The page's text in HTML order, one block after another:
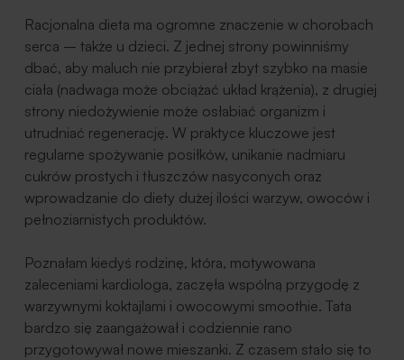
Racjonalna dieta ma ogromne znaczenie w chorobach
serca – także u dzieci. Z jednej strony powinniśmy
dbać, aby maluch nie przybierał zbyt szybko na masie
ciała (nadwaga może obciążać układ krążenia), z drugiej
strony niedożywienie może osłabiać organizm i
utrudniać regenerację. W praktyce kluczowe jest
regularne spożywanie posiłków, unikanie nadmiaru
cukrów prostych i tłuszczów nasyconych oraz
wprowadzanie do diety dużej ilości warzyw, owoców i
pełnoziarnistych produktów.
Poznałam kiedyś rodzinę, która, motywowana
zaleceniami kardiologa, zaczęła wspólną przygodę z
warzywnymi koktajlami i owocowymi smoothie. Tata
bardzo się zaangażował i codziennie rano
przygotowywał nowe mieszanki. Z czasem stało się to